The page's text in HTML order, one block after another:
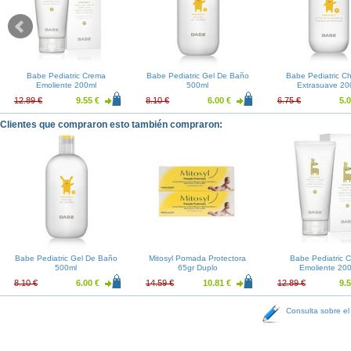
Babe Pediatric Crema
Emoliente 200ml
12.89 € 9.55 €
Babe Pediatric Gel De Baño
500ml
8.10 € 6.00 €
Babe Pediatric
Extrasuave
6.75 €
Clientes que compraron esto también compraron:
Babe Pediatric Gel De Baño
500ml
8.10 € 6.00 €
Mitosyl Pomada Protectora
65gr Duplo
14.59 € 10.81 €
Babe Pediatric
Emoliente
12.89 €
Consulta sobre